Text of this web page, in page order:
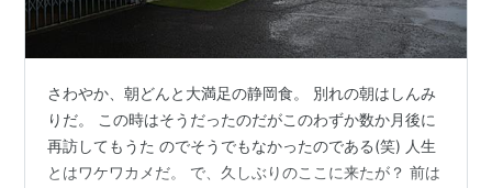
さわやか、朝どんと大満足の静岡食。 別れの朝はしんみ
りだ。 この時はそうだったのだがこのわずか数か月後に
再訪してもうた のでそうでもなかったのである(笑) 人生
とはワケワカメだ。 で、久しぶりのここに来たが？ 前は